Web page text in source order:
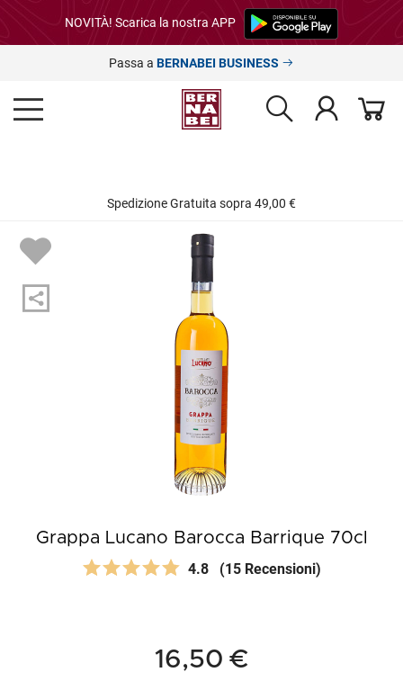
NOVITÀ! Scarica la nostra APP
Passa a BERNABEI BUSINESS
Spedizione Gratuita sopra 49,00 €
Grappa Lucano Barocca Barrique 70cl
4.8 (15 Recensioni)
16,50 €